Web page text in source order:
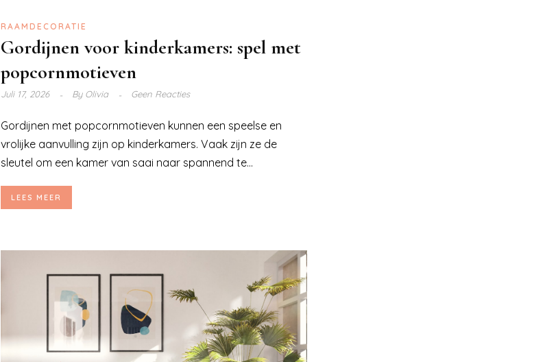
RAAMDECORATIE
Gordijnen voor kinderkamers: spel met
popcornmotieven
Juli 17, 2026 ByOlivia Geen Reacties
Gordijnen met popcornmotieven kunnen een speelse en
vrolijke aanvulling zijn op kinderkamers. Vaak zijn ze de
sleutel om een kamer van saai naar spannend te...
LEES MEER